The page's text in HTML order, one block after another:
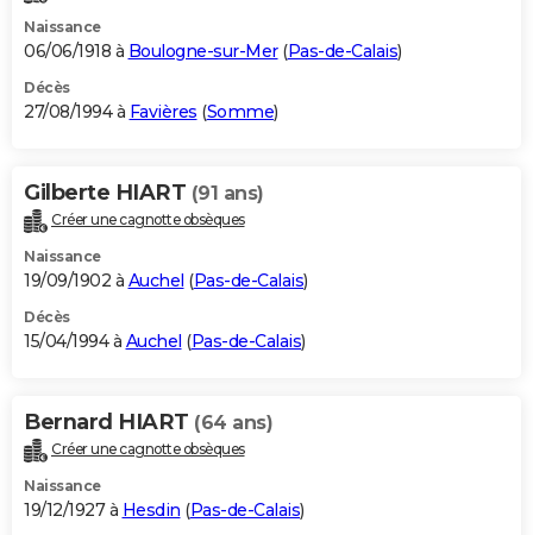
Naissance
06/06/1918 à Boulogne-sur-Mer(Pas-de-Calais)
Décès
27/08/1994 à Favières (Somme)
Gilberte HIART (91 ans)
Créer une cagnotte obsèques
Naissance
19/09/1902 à Auchel (Pas-de-Calais)
Décès
15/04/1994 à Auchel (Pas-de-Calais)
Bernard HIART (64 ans)
Créer une cagnotte obsèques
Naissance
19/12/1927 à Hesdin (Pas-de-Calais)